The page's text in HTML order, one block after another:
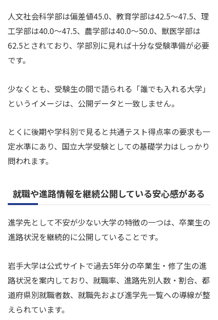
人文社会科学部は偏差値45.0、教育学部は42.5〜47.5、理
工学部は40.0〜47.5、農学部は40.0〜50.0、獣医学部は
62.5とされており、学部別に見れば十分な受験準備が必要
です。
少なくとも、受験生の間で語られる「誰でも入れる大学」
というイメージは、公開データと一致しません。
とくに後期や学科別で見ると共通テスト得点率の要求も一
定水準にあり、国立大学受験としての基礎学力はしっかり
問われます。
就職や進路情報を継続公開している安心感がある
進学先として不安が少ない大学の特徴の一つは、卒業生の
進路状況を継続的に公開していることです。
岩手大学は公式サイトで過去5年分の卒業生・修了生の進
路状況を案内しており、就職率、進路先別人数・割合、都
道府県別就職者数、就職先および進学先一覧への導線が整
えられています。